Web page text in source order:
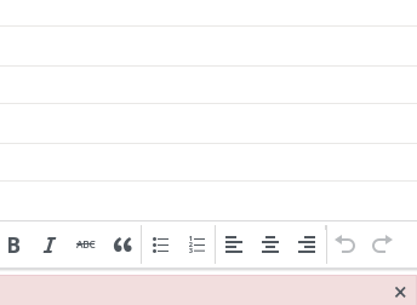
×